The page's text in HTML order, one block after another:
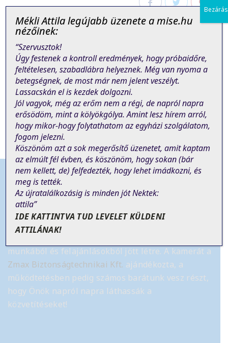
FacebookTwitterPinterest
PREVIOUS POST
Tájékoztató
munkából és felajánlásokból jött létre. A kamerát a
Zmax Biztonságtechnikai Kft. ajándékozta, a
működtetésben pedig számos barátunk vesz részt,
hogy Önök napról napra láthassák a
közvetítéseket!
Mékli Attila legújabb üzenete a mise.hu
nézőinek:
“Szervusztok!
Úgy festenek a kontroll eredmények, hogy próbaidőre,
feltételesen, szabadlábra helyeznek. Még van nyoma a
betegségnek, de most már nem jelent veszélyt.
Lassacskán el is kezdek dolgozni.
Jól vagyok, még az erőm nem a régi, de napról napra
erősödöm, mint a kölyökgólya. Amint lesz hírem arról,
hogy mikor-hogy folytathatom az egyházi szolgálatom,
fogom jelezni.
Köszönöm azt a sok megerősítő üzenetet, amit kaptam
az elmúlt fél évben, és köszönöm, hogy sokan (bár
nemkellett, de) felfedezték, hogy lehet imádkozni, és
meg is tették.
Az újratalálkozásig is minden jót Nektek:
attila”
IDE KATTINTVA TUD LEVELET KÜLDENI
ATTILÁNAK!
Bezárás